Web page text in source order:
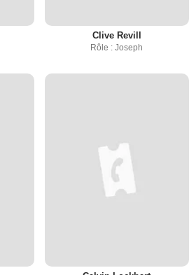
Clive Revill
Rôle : Joseph